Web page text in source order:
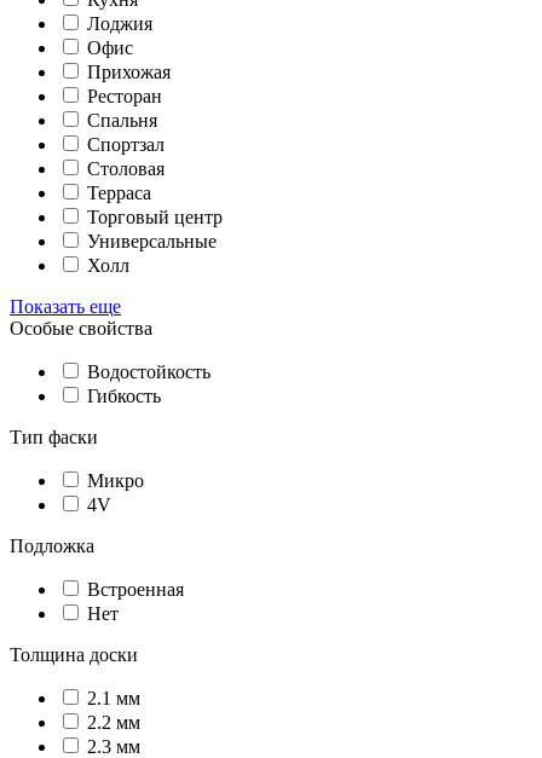
Лоджия
Офис
Прихожая
Ресторан
Спальня
Спортзал
Столовая
Терраса
Торговый центр
Универсальные
Холл
Показать еще
Особые свойства
Водостойкость
Гибкость
Тип фаски
Микро
4V
Подложка
Встроенная
Нет
Толщина доски
2.1 мм
2.2 мм
2.3 мм